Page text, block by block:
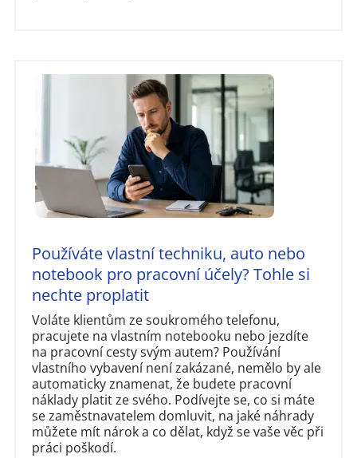
Používáte vlastní techniku, auto nebo
notebook pro pracovní účely? Tohle si
nechte proplatit
Voláte klientům ze soukromého telefonu,
pracujete na vlastním notebooku nebo jezdíte
na pracovní cesty svým autem? Používání
vlastního vybavení není zakázané, nemělo by ale
automaticky znamenat, že budete pracovní
náklady platit ze svého. Podívejte se, co si máte
se zaměstnavatelem domluvit, na jaké náhrady
můžete mít nárok a co dělat, když se vaše věc při
práci poškodí.